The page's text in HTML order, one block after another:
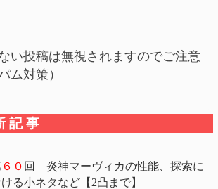
い投稿は無視されますのでご注意
ム対策）
記事
６０ 回 炎神マーヴィカの性能、探索に
る小ネタなど【2凸まで】